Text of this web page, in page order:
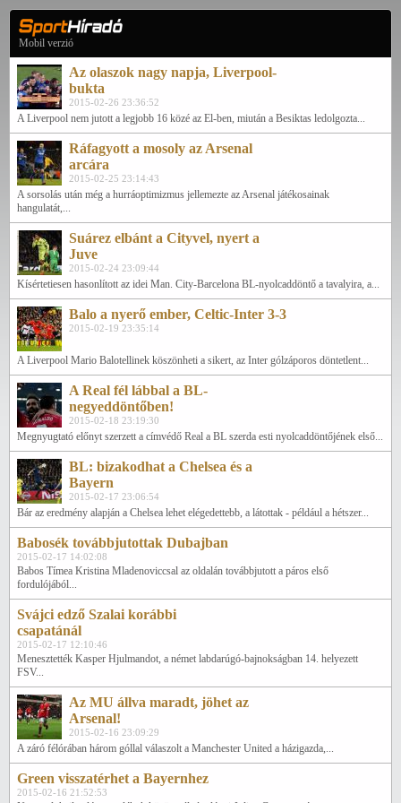
Mobil verzió
Az olaszok nagy napja, Liverpool-
bukta
2015-02-26 23:36:52
A Liverpool nem jutott a legjobb 16 közé az El-ben, miután a Besiktas ledolgozta...
Ráfagyott a mosoly az Arsenal
arcára
2015-02-25 23:14:43
A sorsolás után még a hurráoptimizmus jellemezte az Arsenal játékosainak
hangulatát,...
Suárez elbánt a Cityvel, nyert a
Juve
2015-02-24 23:09:44
Kísértetiesen hasonlított az idei Man. City-Barcelona BL-nyolcaddöntő a tavalyira, a...
Balo a nyerő ember, Celtic-Inter 3-3
2015-02-19 23:35:14
A Liverpool Mario Balotellinek köszönheti a sikert, az Inter gólzáporos döntetlent...
A Real fél lábbal a BL-
negyeddöntőben!
2015-02-18 23:19:30
Megnyugtató előnyt szerzett a címvédő Real a BL szerda esti nyolcaddöntőjének első...
BL: bizakodhat a Chelsea és a
Bayern
2015-02-17 23:06:54
Bár az eredmény alapján a Chelsea lehet elégedettebb, a látottak - például a hétszer...
Babosék továbbjutottak Dubajban
2015-02-17 14:02:08
Babos Tímea Kristina Mladenoviccsal az oldalán továbbjutott a páros első
fordulójából...
Svájci edző Szalai korábbi
csapatánál
2015-02-17 12:10:46
Menesztették Kasper Hjulmandot, a német labdarúgó-bajnokságban 14. helyezett
FSV...
Az MU állva maradt, jöhet az
Arsenal!
2015-02-16 23:09:29
A záró félórában három góllal válaszolt a Manchester United a házigazda,...
Green visszatérhet a Bayernhez
2015-02-16 21:52:53